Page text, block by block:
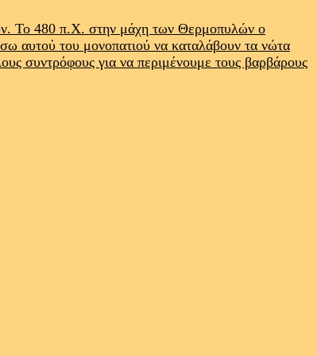
Το 480 π.Χ. στην μάχη των Θερμοπυλών ο
αυτού του μονοπατιού να καταλάβουν τα νώτα
συντρόφους για να περιμένουμε τους βαρβάρους